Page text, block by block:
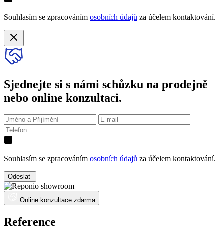
Souhlasím se zpracováním osobních údajů za účelem kontaktování.
Sjednejte si s námi schůzku na prodejně
nebo online konzultaci.
Souhlasím se zpracováním osobních údajů za účelem kontaktování.
Odeslat
Online konzultace zdarma
Reference